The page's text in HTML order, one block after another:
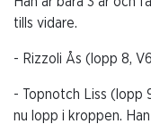
tills vidare.
- Rizzoli Ås (lopp 8,
- Topnotch Liss (lopp
nu lopp i kroppen.